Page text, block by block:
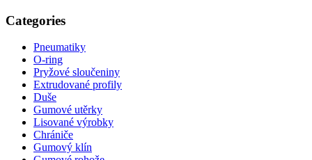
Categories
Pneumatiky
O-ring
Pryžové sloučeniny
Extrudované profily
Duše
Gumové utěrky
Lisované výrobky
Chrániče
Gumový klín